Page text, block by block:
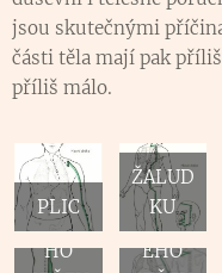
jsou skutečnými
části těla mají pak
příliš málo.
PLIC
ŽALUD
KU
TENKÉ
HO
TLUST
ÉHO